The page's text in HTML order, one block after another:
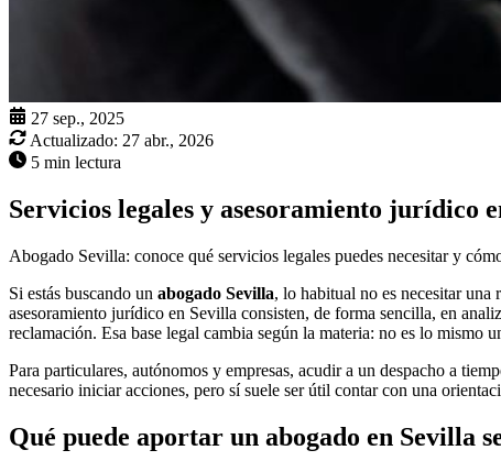
27 sep., 2025
Actualizado: 27 abr., 2026
5 min lectura
Servicios legales y asesoramiento jurídico
Abogado Sevilla: conoce qué servicios legales puedes necesitar y
Si estás buscando un abogado Sevilla, lo habitual no es necesitar una
asesoramiento jurídico en Sevilla consisten, de forma sencilla, en
reclamación. Esa base legal cambia según la materia: no es lo mismo
Para particulares, autónomos y empresas, acudir a un despacho a
necesario iniciar acciones, pero sí suele ser útil contar con una
Qué puede aportar un abogado en Sevilla